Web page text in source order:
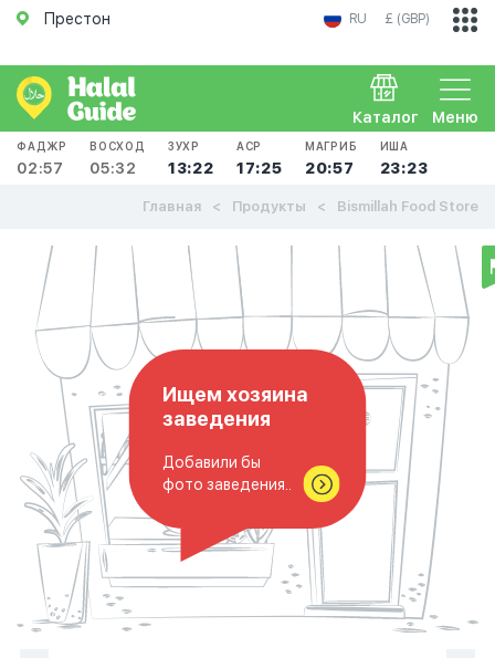
Престон RU £ (GBP)
Меню
Каталог
ФАДЖР
02:57
ВОСХОД
05:32
ЗУХР
13:22
АСР
17:25
МАГРИБ
20:57
ИША
23:23
Главная Продукты Bismillah Food Store
Ищем хозяина
заведения
Добавили бы
фото заведения..